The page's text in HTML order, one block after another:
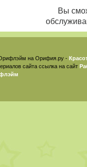
Вы
на Орифия.ру -
сайта ссылка на сайт